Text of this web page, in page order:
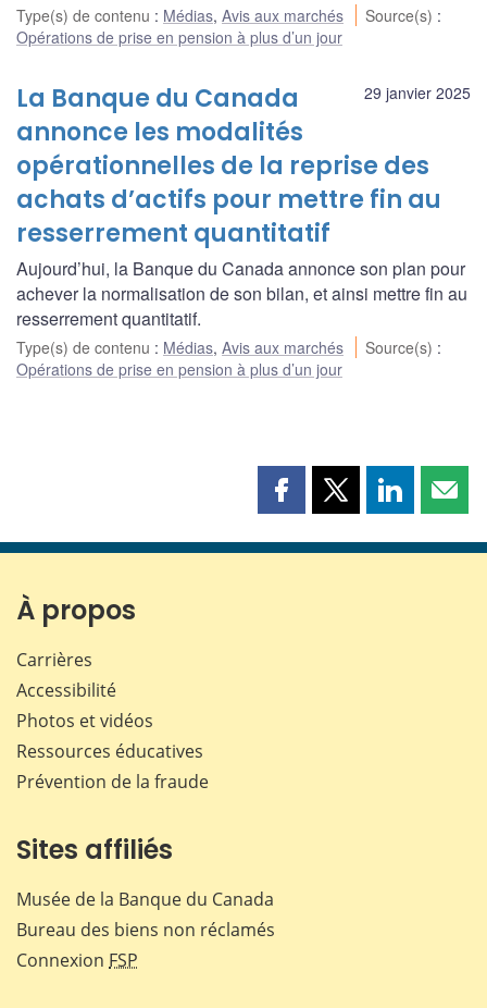
Type(s) de contenu : Médias, Avis aux marchés Source(s) :
Opérations de prise en pension à plus d’un jour
29 janvier 2025
La Banque du Canada
annonce les modalités
opérationnelles de la reprise des
achats d’actifs pour mettre fin au
resserrement quantitatif
Aujourd’hui, la Banque du Canada annonce son plan pour
achever la normalisation de son bilan, et ainsi mettre fin au
resserrement quantitatif.
Type(s) de contenu : Médias, Avis aux marchés Source(s) :
Opérations de prise en pension à plus d’un jour
Partager
page
Partager
page
Partager
page page
À propos
Carrières
Accessibilité
Photos et vidéos
Ressources éducatives
Prévention de la fraude
Sites affiliés
Musée de la Banque du Canada
Bureau des biens non réclamés
Connexion FSP